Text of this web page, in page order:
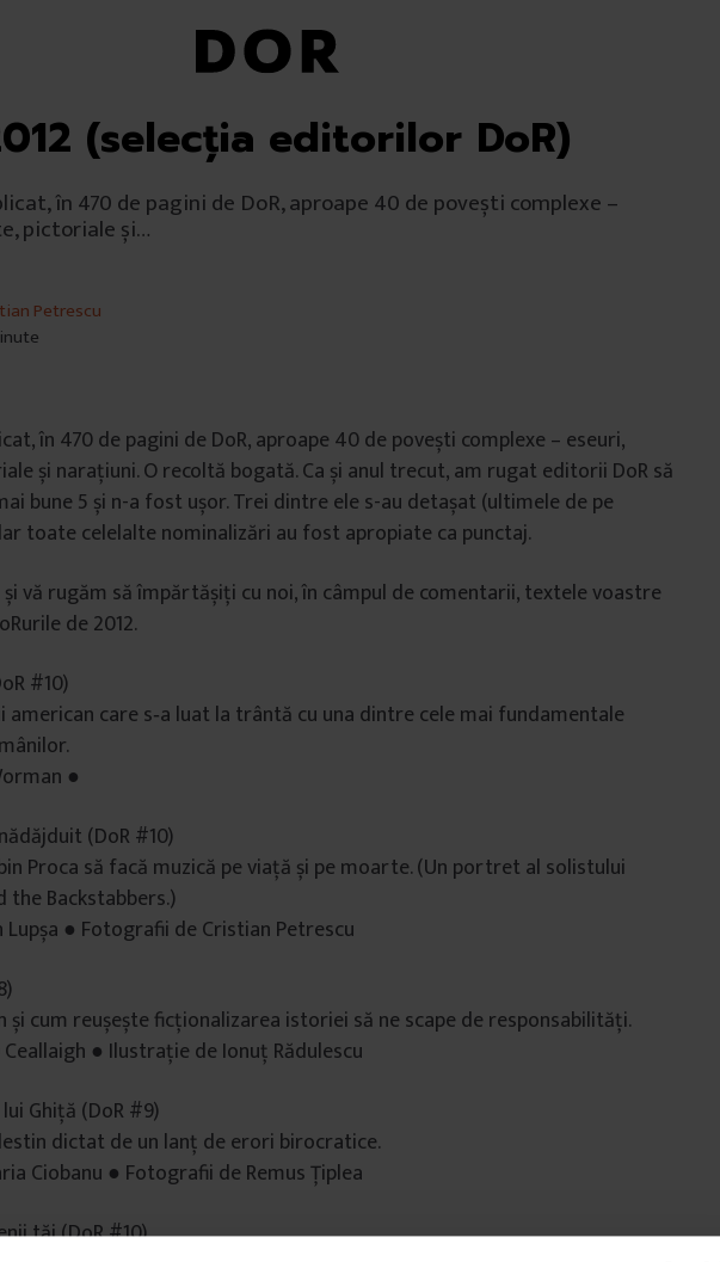
(selecţia editorilor DoR)
în 470 de pagini de DoR, aproape 40 de povești complexe –
pictoriale și…
Petrescu
în 470 de pagini de DoR, aproape 40 de povești complexe – eseuri,
și narațiuni. O recoltă bogată. Ca și anul trecut, am rugat editorii DoR să
bune 5 și n-a fost ușor. Trei dintre ele s-au detașat (ultimele de pe
toate celelalte nominalizări au fost apropiate ca punctaj.
vă rugăm să împărtășiți cu noi, în câmpul de comentarii, textele voastre
de 2012.
#10)
care s‑a luat la trântă cu una dintre cele mai fundamentale
●
(DoR #10)
Proca să facă muzică pe viață și pe moarte. (Un portret al solistului
the Backstabbers.)
● Fotografii de Cristian Petrescu
și cum reușește ficționalizarea istoriei să ne scape de responsabilități.
● Ilustrație de Ionuț Rădulescu
Ghiță (DoR #9)
dictat de un lanț de erori birocratice.
Ciobanu ● Fotografii de Remus Ţiplea
tăi (DoR #10)